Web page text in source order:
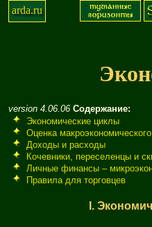
arda.ru
version 4.06.06 Содержание:
Экономические циклы
Оценка
Доходы и расходы
Кочевники, переселенцы и
Личные финансы –
Правила для торговцев
I.